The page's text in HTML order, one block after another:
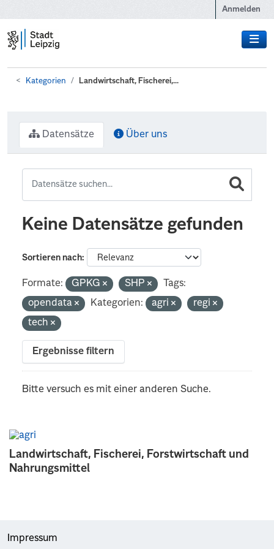
Anmelden
Kategorien Landwirtschaft, Fischerei,...
Landwirtschaft, Fischerei, Forstwirtschaft und
Nahrungsmittel
Datensätze Über uns
Keine Datensätze gefunden
Sortieren nach
Formate: GPKG SHP
Tags:
opendata
Kategorien: agri
regi
tech
Ergebnisse filtern
Bitte versuch es mit einer anderen Suche.
Impressum